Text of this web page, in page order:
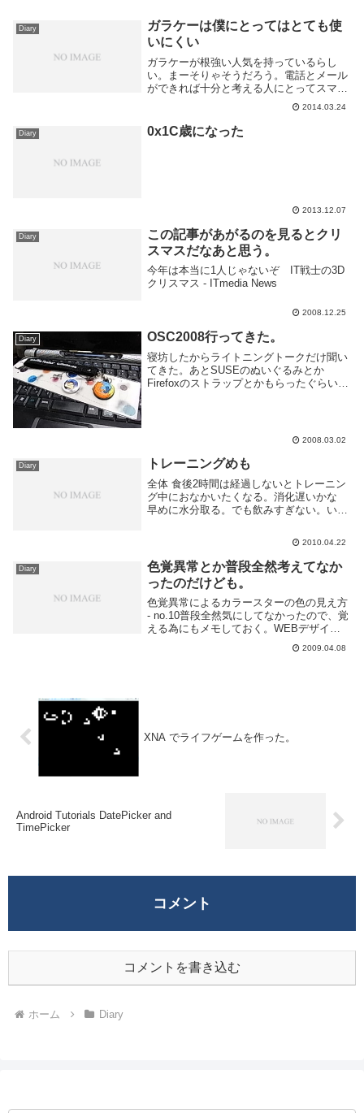
Diary
ガラケーは僕にとってはとても使
いにくい
ガラケーが根強い人気を持っているらし
い。まーそりゃそうだろう。電話とメール
ができれば十分と考える人にとってスマー
トフォンはオーバースペックだ。フィーチ
ャーフォンですら余計な機能が多いと思
う。それにスマートフォンは使いにくくて
ガラケーは使いや...
2014.03.24
Diary 0x1C歳になった
2013.12.07
Diary
この記事があがるのを見るとクリ
スマスだなあと思う。
今年は本当に1人じゃないぞ IT戦士の3D
クリスマス - ITmedia News
2008.12.25
Diary OSC2008行ってきた。
寝坊したからライトニングトークだけ聞い
てきた。あとSUSEのぬいぐるみとか
Firefoxのストラップとかもらったぐらい。
2008.03.02
Diary トレーニングめも
全体 食後2時間は経過しないとトレーニン
グ中におなかいたくなる。消化遅いかな
早めに水分取る。でも飲みすぎない。いま
方法 ダイエットとか書いてあるけど関係
なく...
2010.04.22
Diary
色覚異常とか普段全然考えてなか
ったのだけども。
色覚異常によるカラースターの色の見え方
- no.10普段全然気にしてなかったので、覚
える為にもメモしておく。WEBデザイン
かじってるわけだし。1/20の確率なら身近
にもいそうだが・・・誰か色覚異常だって
2009.04.08
XNA でライフゲームを作った。
Android Tutorials DatePicker and
TimePicker
コメント
コメントを書き込む
ホーム Diary